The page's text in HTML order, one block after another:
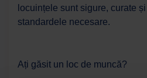
locuințele sunt sigure, curate
standardele necesare.
Ați găsit un loc de muncă?